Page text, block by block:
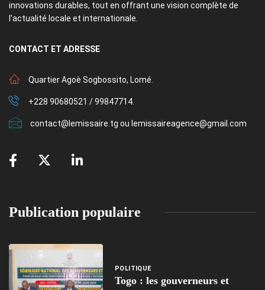
innovations durables, tout en offrant une vision complète de
l’actualité locale et internationale.
CONTACT ET ADRESSE
Quartier Agoè Sogbossito, Lomé.
+228 90680521 / 99847714.
contact@lemissaire.tg ou lemissaireagence@gmail.com
Publication populaire
POLITIQUE
Togo : les gouverneurs et